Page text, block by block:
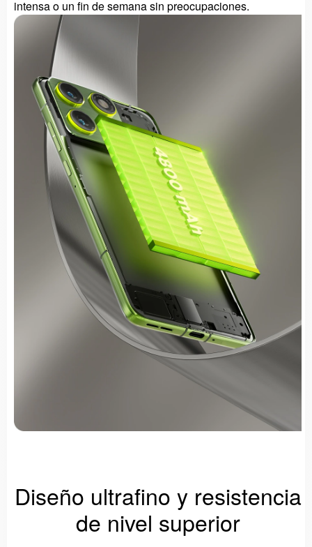
intensa o un fin de semana sin preocupaciones.
Diseño ultrafino y resistencia
de nivel superior